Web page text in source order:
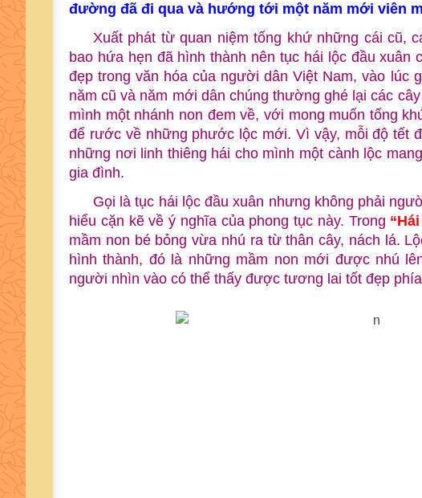
đường đã đi qua và hướng tới một năm mới viên
Xuất phát từ quan niệm tống khứ những cái cũ,
bao hứa hẹn đã hình thành nên tục hái lộc đầu xuân
đẹp trong văn hóa của người dân Việt Nam, vào lúc
năm cũ và năm mới dân chúng thường ghé lại các
mình một nhánh non đem về, với mong muốn tống
để rước về những phước lộc mới. Vì vậy, mỗi độ tết
những nơi linh thiêng hái cho mình một cành lộc
gia đình.
Gọi là tục hái lộc đầu xuân nhưng không phải
hiểu cặn kẽ về ý nghĩa của phong tục này. Trong
mầm non bé bỏng vừa nhú ra từ thân cây, nách lá.
hình thành, đó là những mầm non mới được nhú
người nhìn vào có thể thấy được tương lai tốt đẹp